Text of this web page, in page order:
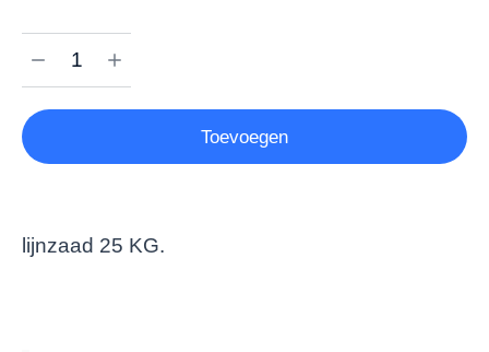
Toevoegen
lijnzaad 25 KG.